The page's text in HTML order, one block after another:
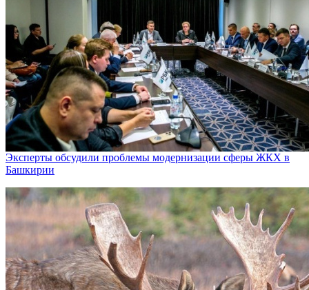
Эксперты обсудили проблемы модернизации сферы ЖКХ в
Башкирии